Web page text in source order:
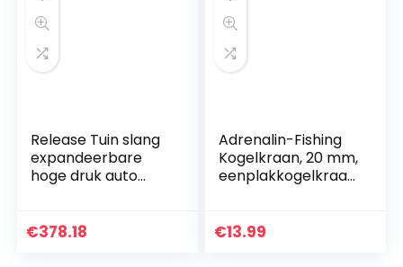
Release Tuin slang
expandeerbare
hoge druk auto
waterslang met
€378.18
Adrenalin-Fishing
Kogelkraan, 20 mm,
eenplakkogelkraan
kleefmof
€13.99